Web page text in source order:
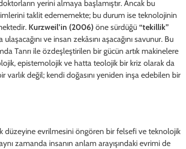
yerini almaya başlamıştır. Ancak bu
taklit edememekte; bu durum ise teknolojinin
Kurzweil’in (2006) öne sürdüğü “tekillik”
ve insan zekâsını aşacağını savunur. Bu
Tanrı ile özdeşleştirilen bir gücün artık makinelere
epistemolojik ve hatta teolojik bir kriz olarak da
değil; kendi doğasını yeniden inşa edebilen bir
düzeyine evrilmesini öngören bir felsefi ve teknolojik
zamanda insanın anlam arayışındaki evrimi de